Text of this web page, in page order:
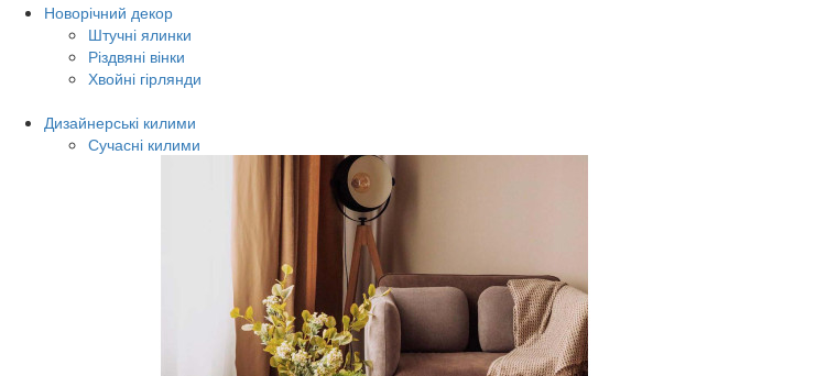
Новорічний декор
Штучні ялинки
Різдвяні вінки
Хвойні гірлянди
Дизайнерські килими
Сучасні килими